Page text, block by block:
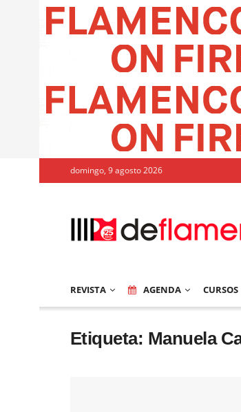
domingo, 9 agosto 2026
REVISTA AGENDA CURSOS
Etiqueta: Manuela